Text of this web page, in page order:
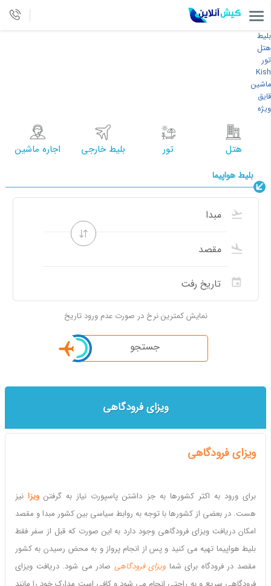
بلیط
هتل
تور
Kish
ماشین
قایق
ویژه
هتل تور بلیط خارجی اجاره ماشین
بلیط هواپیما
نمایش کمترین نرخ در صورت عدم ورود تاریخ
جستجو
ویزای فرودگاهی
ویزای فرودگاهی
برای ورود به اکثر کشورها به جز داشتن پاسپورت نیاز به گرفتن ویزانیز
هست. در بعضی از کشورها با توجه به روابط سیاسی بین کشور مبدا و مقصد
امکان دریافت ویزای فرودگاهی وجود دارد به این صورت که قبل از سفر فقط
بلیط هواپیما تهیه می کنید و پس از انجام پرواز و به محض رسیدن به کشور
مقصد در فرودگاه برای شما ویزای فرودگاهی صادر می شود. دریافت ویزای